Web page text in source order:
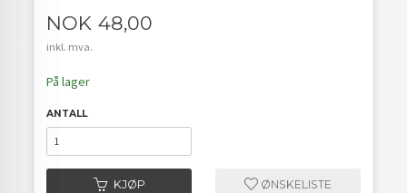
Pris
NOK 48,00
inkl. mva.
På lager
ANTALL
KJØP ØNSKELISTE